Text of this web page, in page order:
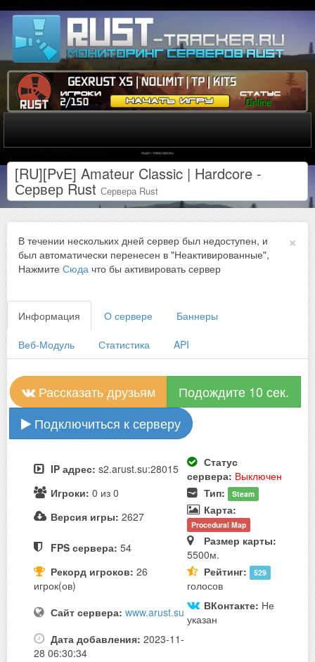
[RU][PvE] Amateur Classic | Hardcore -
Сервер Rust Сервера Rust
×
В течении нескольких дней сервер был недоступен, и
был автоматически перенесен в "Неактивированные",
Нажмите Сюда что бы активировать сервер
Информация О сервере Баннеры
Веб-Модуль Статистика API
Рассказать друзьям
Подождите 10 сек.
Подключиться к серверу
IP адрес: s2.arust.su:28015
Статус
сервера: Выключен
Игроки: 0 из 0 Тип: Steam
Версия игры: 2627 Карта:
Procedural Map
FPS сервера: 54
Размер карты:
5500м.
Рекорд игроков: 26
игрок(ов)
Рейтинг: 529
голосов
Сайт сервера: www.arust.su ВКонтакте: Не
указан
Дата добавления: 2023-11-
28 06:30:34